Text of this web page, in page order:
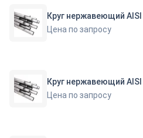
Круг
Цена по запросу
Круг
Цена по запросу